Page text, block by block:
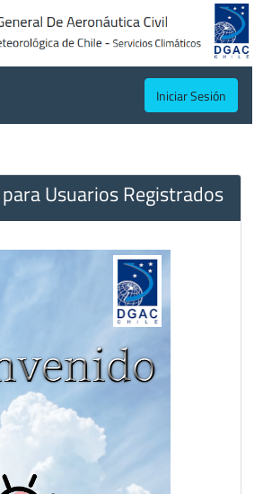
Iniciar Sesión
Usuarios Registrados